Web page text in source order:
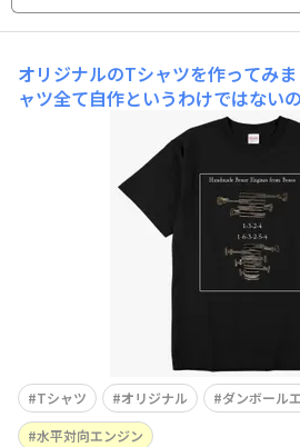
オリジナルのTシャツを作ってみ
ャツ全て自作というわけではない
手作り作品」に投稿して良いのか
先のサービスを使って、オリジナ
してみました。このサービスでは
好きな言葉や写真や絵をプリント
作のダンボールエンジン(
Tシャツ オリジナル
ダンボール
水平対向エンジン